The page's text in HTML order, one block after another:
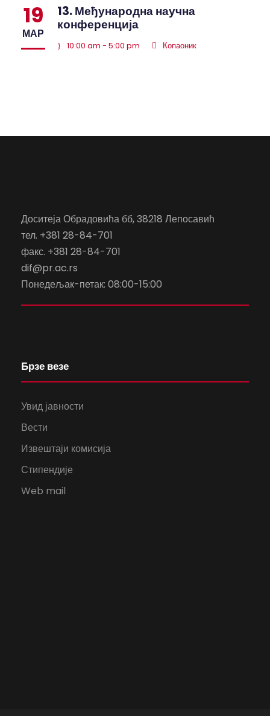
19
МАР
13. Међународна научна
конференција
10:00 am - 5:00 pm Копаоник
Доситеја Обрадовића бб, 38218 Лепосавић
тел. +381 28-84-701
факс. +381 28-84-701
dif@pr.ac.rs
Понедељак-петак: 08:00-15:00
Брзе везе
Увид јавности
Вести
Извештаји комисија
Стипендије
Web mail